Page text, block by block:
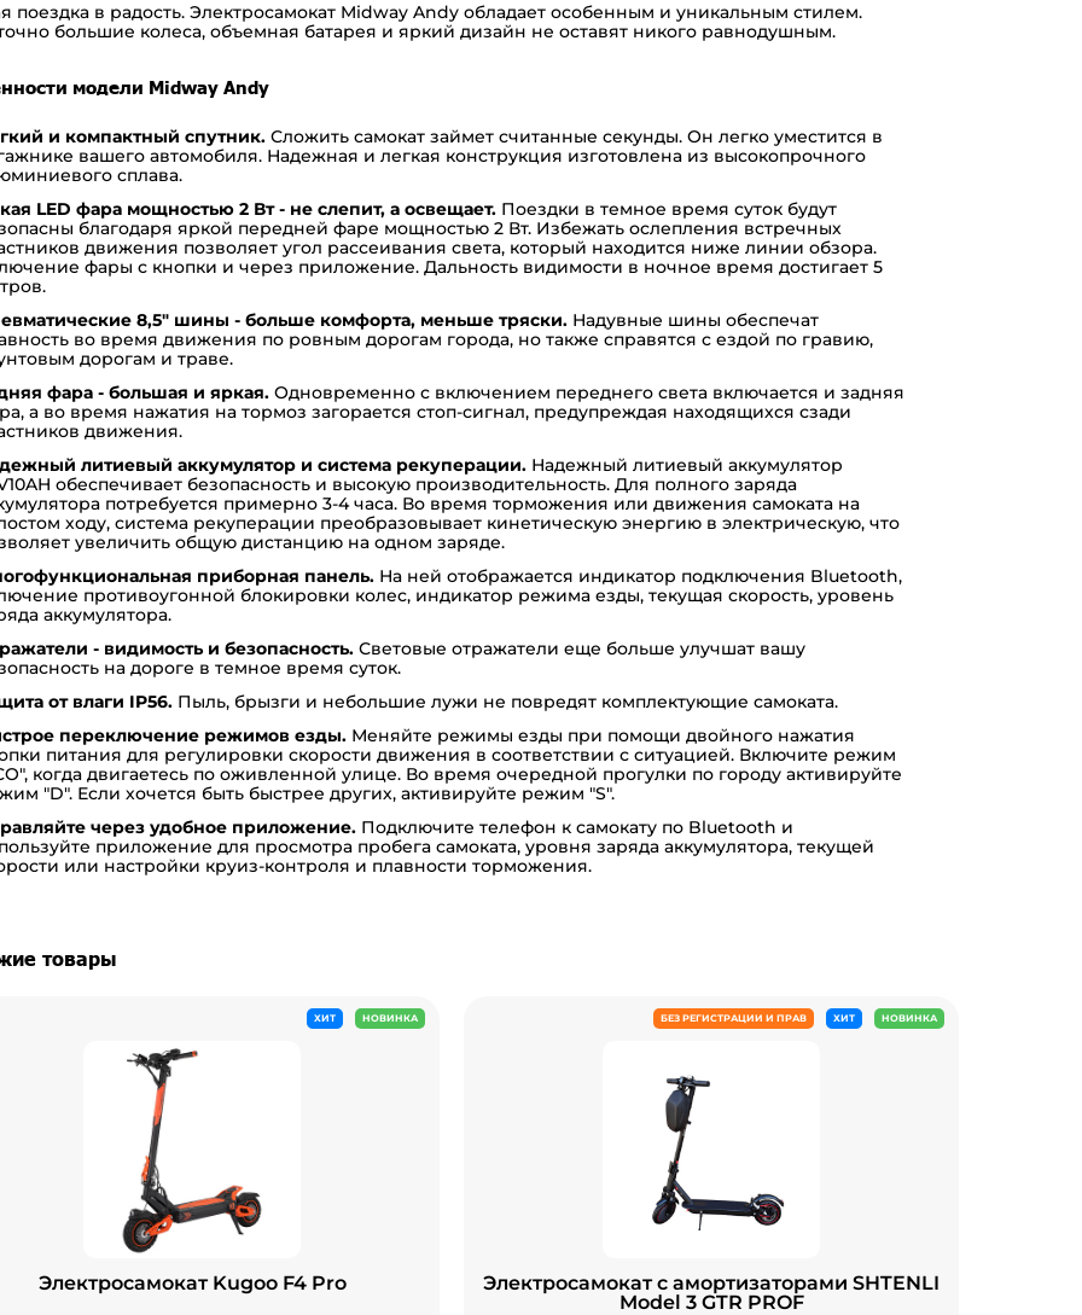
поездка в радость. Электросамокат Midway Andy обладает особенным и уникальным стилем.
большие колеса, объемная батарея и яркий дизайн не оставят никого равнодушным.
модели Midway Andy
и компактный спутник. Сложить самокат займет считанные секунды. Он легко уместится в
вашего автомобиля. Надежная и легкая конструкция изготовлена из высокопрочного
сплава.
LED фара мощностью 2 Вт - не слепит, а освещает. Поездки в темное время суток будут
благодаря яркой передней фаре мощностью 2 Вт. Избежать ослепления встречных
движения позволяет угол рассеивания света, который находится ниже линии обзора.
фары с кнопки и через приложение. Дальность видимости в ночное время достигает 5
8,5" шины - больше комфорта, меньше тряски. Надувные шины обеспечат
во время движения по ровным дорогам города, но также справятся с ездой по гравию,
дорогам и траве.
фара - большая и яркая. Одновременно с включением переднего света включается и задняя
а во время нажатия на тормоз загорается стоп-сигнал, предупреждая находящихся сзади
движения.
литиевый аккумулятор и система рекуперации. Надежный литиевый аккумулятор
обеспечивает безопасность и высокую производительность. Для полного заряда
потребуется примерно 3-4 часа. Во время торможения или движения самоката на
ходу, система рекуперации преобразовывает кинетическую энергию в электрическую, что
увеличить общую дистанцию на одном заряде.
приборная панель. На ней отображается индикатор подключения Bluetooth,
противоугонной блокировки колес, индикатор режима езды, текущая скорость, уровень
аккумулятора.
- видимость и безопасность. Световые отражатели еще больше улучшат вашу
на дороге в темное время суток.
от влаги IP56. Пыль, брызги и небольшие лужи не повредят комплектующие самоката.
переключение режимов езды. Меняйте режимы езды при помощи двойного нажатия
питания для регулировки скорости движения в соответствии с ситуацией. Включите режим
когда двигаетесь по оживленной улице. Во время очередной прогулки по городу активируйте
"D". Если хочется быть быстрее других, активируйте режим "S".
через удобное приложение. Подключите телефон к самокату по Bluetooth и
приложение для просмотра пробега самоката, уровня заряда аккумулятора, текущей
или настройки круиз-контроля и плавности торможения.
товары
ХИТ НОВИНКА
Электросамокат Kugoo F4 Pro
БЕЗ РЕГИСТРАЦИИ И ПРАВ ХИТ НОВИНКА
Электросамокат с амортизаторами SHTENLI
Model 3 GTR PROF